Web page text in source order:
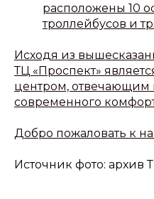
расположены 10
троллейбусов и
Исходя из
ТЦ «Проспект»
центром, отвечающим
современного
Добро пожаловать к
Источник фото: архив